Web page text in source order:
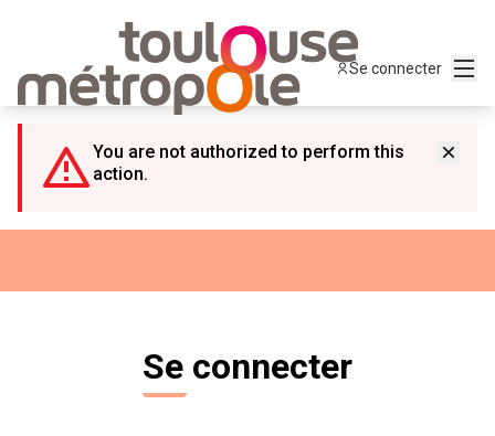
Se connecter
You are not authorized to perform this
action.
Se connecter